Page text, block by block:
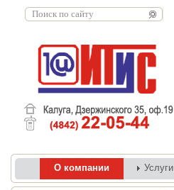
О компании Услуги